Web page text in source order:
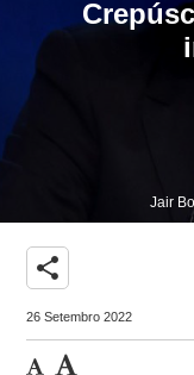
Jair
share
26 Setembro 2022